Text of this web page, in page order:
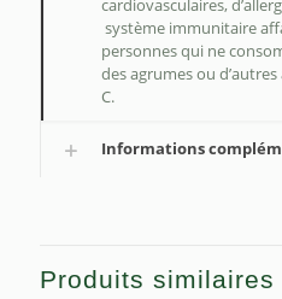
cardiovasculaires,
système immunitaire
personnes qui ne
des agrumes ou
C.
Informations
Produits similaires